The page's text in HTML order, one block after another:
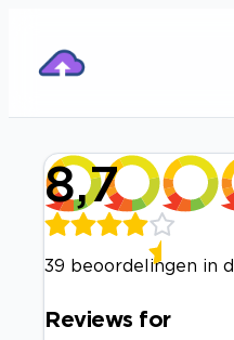
8,7
39 beoordelingen in
Reviews for